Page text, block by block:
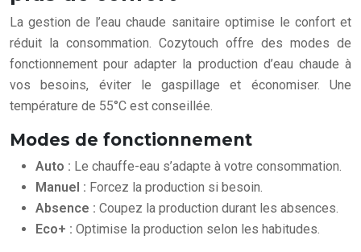
La gestion de l’eau chaude sanitaire optimise le confort et
réduit la consommation. Cozytouch offre des modes de
fonctionnement pour adapter la production d’eau chaude à
vos besoins, éviter le gaspillage et économiser. Une
température de 55°C est conseillée.
Modes de fonctionnement
Auto : Le chauffe-eau s’adapte à votre consommation.
Manuel : Forcez la production si besoin.
Absence : Coupez la production durant les absences.
Eco+ : Optimise la production selon les habitudes.